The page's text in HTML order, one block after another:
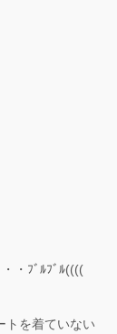
・ﾌﾞﾙﾌﾞﾙ((((
トを着ていない